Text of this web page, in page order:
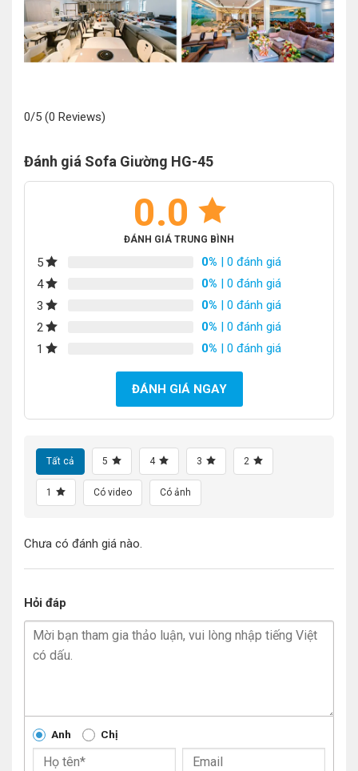
0/5 (0 Reviews)
Đánh giá Sofa Giường HG-45
0.0
ĐÁNH GIÁ TRUNG BÌNH
5 0% | 0 đánh giá
4
0% | 0 đánh giá
3
0% | 0 đánh giá
2
0% | 0 đánh giá
1
0% | 0 đánh giá
ĐÁNH GIÁ NGAY
Tất cả 5 4 3 2
1 Có video Có ảnh
Chưa có đánh giá nào.
Hỏi đáp
Anh Chị